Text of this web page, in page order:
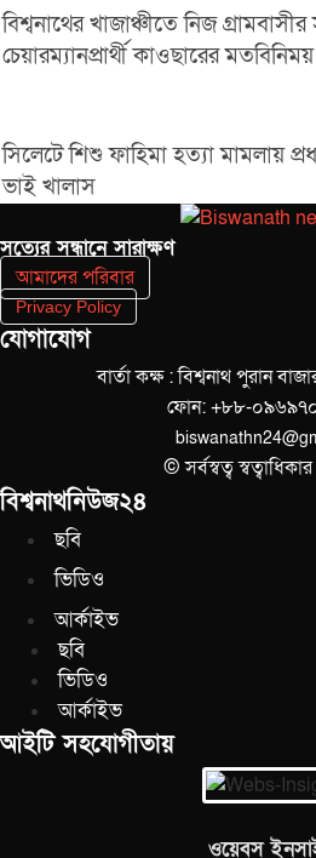
বিশ্বনাথের খাজাঞ্চীতে নিজ গ্রামবাসীর
চেয়ারম্যানপ্রার্থী কাওছারের মতবিনিময়
সিলেটে শিশু ফাহিমা হত্যা মামলায়
ভাই খালাস
সত‌্যের সন্ধানে সারাক্ষণ
আমাদের পরিবার
Privacy Policy
যোগাযোগ
বার্তা কক্ষ : বিশ্বনাথ পুরান
ফোন: +৮৮-
© সর্বস্বত্ব
বিশ্বনাথনিউজ২৪
ছবি
ভিডিও
আর্কাইভ
ছবি
ভিডিও
আর্কাইভ
আইটি সহযোগীতায়
ওয়েবস